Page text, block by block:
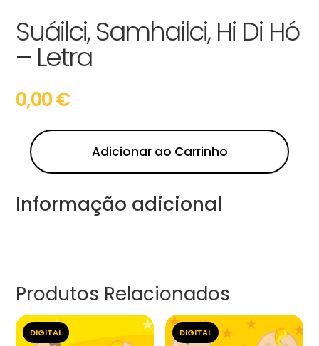
Suáilci, Samhailci, Hi Di Hó
– Letra
0,00€
Adicionar ao Carrinho
Informação adicional
Produtos Relacionados
DIGITAL DIGITAL